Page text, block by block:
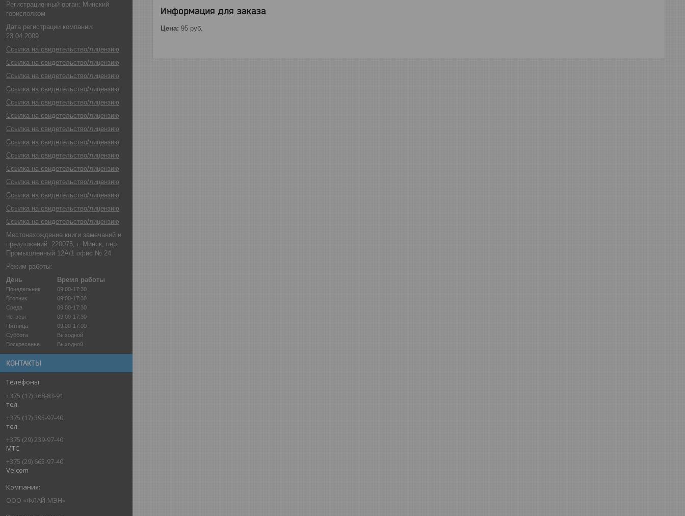
Регистрационный орган: Минский
горисполком
Дата регистрации компании:
23.04.2009
Ссылка на свидетельство/лицензию
Ссылка на свидетельство/лицензию
Ссылка на свидетельство/лицензию
Ссылка на свидетельство/лицензию
Ссылка на свидетельство/лицензию
Ссылка на свидетельство/лицензию
Ссылка на свидетельство/лицензию
Ссылка на свидетельство/лицензию
Ссылка на свидетельство/лицензию
Ссылка на свидетельство/лицензию
Ссылка на свидетельство/лицензию
Ссылка на свидетельство/лицензию
Ссылка на свидетельство/лицензию
Ссылка на свидетельство/лицензию
Местонахождение книги замечаний и
предложений: 220075, г. Минск, пер.
Промышленный 12А/1 офис № 24
Режим работы:
День
Время работы
Понедельник
09:00-17:30
Вторник
09:00-17:30
Среда
09:00-17:30
Четверг
09:00-17:30
Пятница
09:00-17:00
Суббота
Выходной
Воскресенье
Выходной
КОНТАКТЫ
+375 (17) 368-83-91
тел.
+375 (17) 395-97-40
тел.
+375 (29) 239-97-40
МТС
+375 (29) 665-97-40
Velcom
ООО «ФЛАЙ-МЭН»
Информация для заказа
Цена: 95 руб.